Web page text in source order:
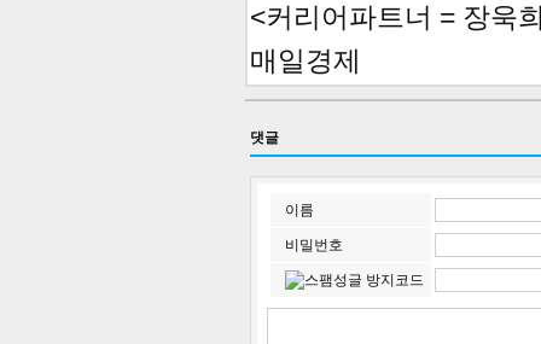
<커리어파트너 = 장욱
매일경제
댓글
이름
비밀번호